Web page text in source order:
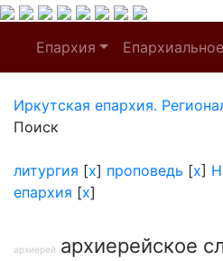
Епархия
Иркутская епархия.
Поиск
литургия [x] проповедь [x]
епархия [x]
архиерей архиерейское